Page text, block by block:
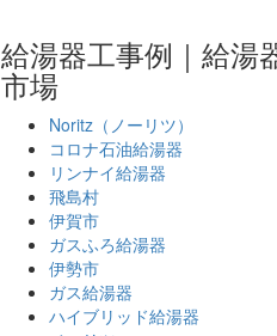
給湯器工事例｜給湯
市場
Noritz（ノーリツ）
コロナ石油給湯器
リンナイ給湯器
飛島村
伊賀市
ガスふろ給湯器
伊勢市
ガス給湯器
ハイブリッド給湯器